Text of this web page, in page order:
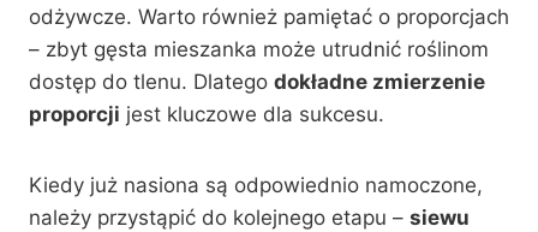
odżywcze. Warto również pamiętać o proporcjach
– zbyt gęsta mieszanka może utrudnić roślinom
dostęp do tlenu. Dlatego dokładne zmierzenie
proporcji jest kluczowe dla sukcesu.
Kiedy już nasiona są odpowiednio namoczone,
należy przystąpić do kolejnego etapu – siewu